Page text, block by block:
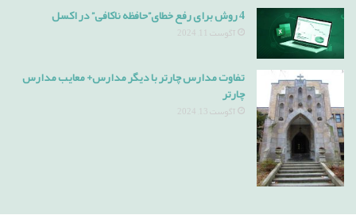
4 روش برای رفع خطای”حافظه ناکافی” در اکسل
آگوست 11, 2024
تفاوت مدارس چارتر با دیگر مدارس+ معایب مدارس
چارتر
آگوست 13, 2024